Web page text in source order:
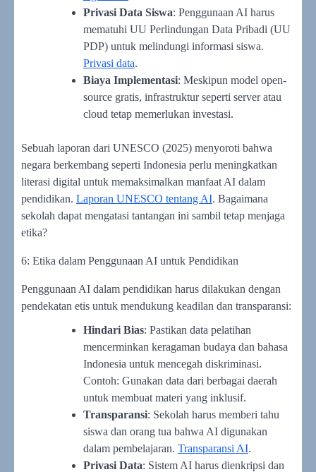
Privasi Data Siswa: Penggunaan AI harus
mematuhi UU Perlindungan Data Pribadi (UU
PDP) untuk melindungi informasi siswa.
Privasi data.
Biaya Implementasi: Meskipun model open-
source gratis, infrastruktur seperti server atau
cloud tetap memerlukan investasi.
Sebuah laporan dari UNESCO (2025) menyoroti bahwa
negara berkembang seperti Indonesia perlu meningkatkan
literasi digital untuk memaksimalkan manfaat AI dalam
pendidikan. Laporan UNESCO tentang AI. Bagaimana
sekolah dapat mengatasi tantangan ini sambil tetap menjaga
etika?
6: Etika dalam Penggunaan AI untuk Pendidikan
Penggunaan AI dalam pendidikan harus dilakukan dengan
pendekatan etis untuk mendukung keadilan dan transparansi:
Hindari Bias: Pastikan data pelatihan
mencerminkan keragaman budaya dan bahasa
Indonesia untuk mencegah diskriminasi.
Contoh: Gunakan data dari berbagai daerah
untuk membuat materi yang inklusif.
Transparansi: Sekolah harus memberi tahu
siswa dan orang tua bahwa AI digunakan
dalam pembelajaran. Transparansi AI.
Privasi Data: Sistem AI harus dienkripsi dan